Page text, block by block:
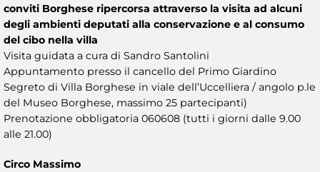
conviti Borghese ripercorsa attraverso la visita ad alcuni
degli ambienti deputati alla conservazione e al consumo
del cibo nella villa
Visita guidata a cura di Sandro Santolini
Appuntamento presso il cancello del Primo Giardino
Segreto di Villa Borghese in viale dell’Uccelliera / angolo p.le
del Museo Borghese, massimo 25 partecipanti)
Prenotazione obbligatoria 060608 (tutti i giorni dalle 9.00
alle 21.00)
Circo Massimo